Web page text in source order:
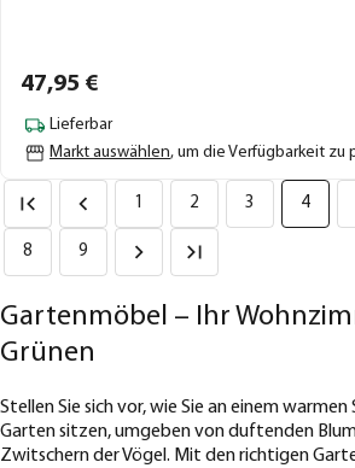
47,95 €
Lieferbar
Markt auswählen, um die Verfügbarkeit zu
1 2 3 4
8 9
Gartenmöbel – Ihr
Grünen
Stellen Sie sich vor, wie Sie an einem
Garten sitzen, umgeben von duftenden
Zwitschern der Vögel. Mit den richtigen